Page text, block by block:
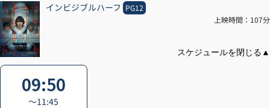
インビジブルハーフ PG12
上映時間：107分
09:50
〜11:45